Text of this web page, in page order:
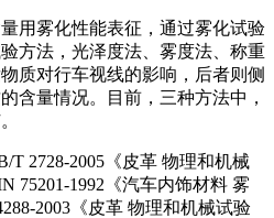
用雾化性能表征，通过雾化试验
方法，光泽度法、雾度法、称重
质对行车视线的影响，后者则侧
含量情况。目前，三种方法中，
T 2728-2005《皮革 物理和机械
75201-1992《汽车内饰材料 雾
2003《皮革 物理和机械试验